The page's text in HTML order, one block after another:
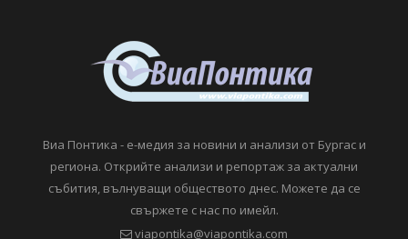
Виа Понтика - е-медия за новини и анализи от Бургас и
региона. Открийте анализи и репортаж за актуални
събития, вълнуващи обществото днес. Можете да се
свържете с нас по имейл.
viapontika@viapontika.com